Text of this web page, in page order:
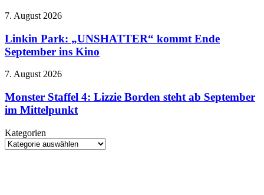
sich
düsteren
Trailer
Linkin
„UNSHATTER“
kommt
Ende
ins
7. August 2026
Linkin Park: „UNSHATTER“ kommt Ende
September ins Kino
Monster
4:
Lizzie
Borden
ab
September
7. August 2026
Monster Staffel 4: Lizzie Borden steht ab September
im Mittelpunkt
Kategorien
Kategorien